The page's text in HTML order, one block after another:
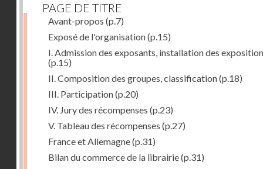
PAGE DE TITRE
Avant-propos (p.7)
Exposé de l'organisation(p.15)
I. Admission des exposants, installation des
(p.15)
II. Composition des groupes, classification(p.18)
III. Participation(p.20)
IV. Jury des récompenses (p.23)
V. Tableau des récompenses (p.27)
France et Allemagne(p.31)
Bilan du commerce de la librairie(p.31)